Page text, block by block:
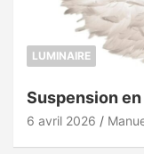
LUMINAIRE
Suspension en
6 avril 2026